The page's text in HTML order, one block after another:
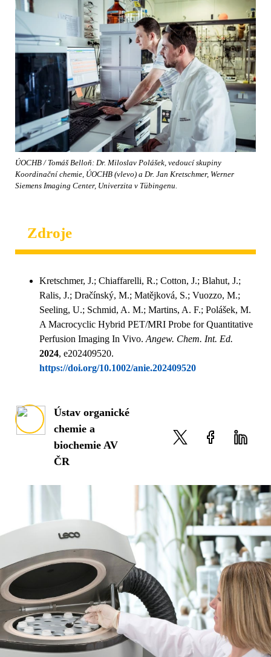
ÚOCHB / Tomáš Belloň: Dr. Miloslav Polášek, vedoucí skupiny
Koordinační chemie, ÚOCHB (vlevo) a Dr. Jan Kretschmer, Werner
Siemens Imaging Center, Univerzita v Tübingenu.
Zdroje
Kretschmer, J.; Chiaffarelli, R.; Cotton, J.; Blahut, J.;
Ralis, J.; Dračínský, M.; Matějková, S.; Vuozzo, M.;
Seeling, U.; Schmid, A. M.; Martins, A. F.; Polášek, M.
A Macrocyclic Hybrid PET/MRI Probe for Quantitative
Perfusion Imaging In Vivo. Angew. Chem. Int. Ed.
2024, e202409520.
https://doi.org/10.1002/anie.202409520
Ústav organické
chemie a
biochemie AV
ČR